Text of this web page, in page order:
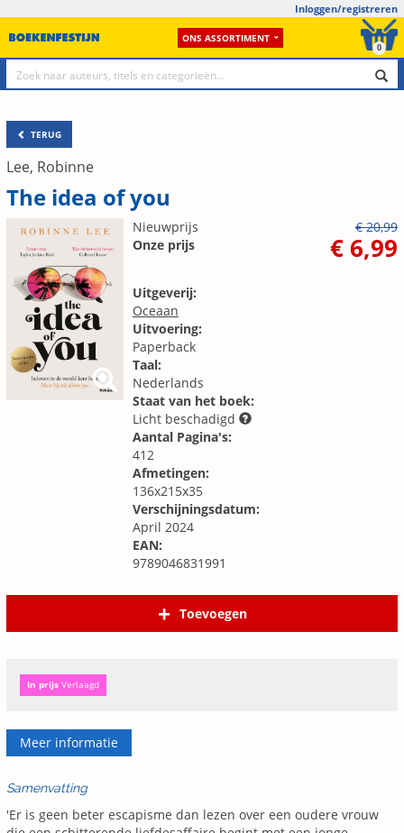
Inloggen/registreren
ONS ASSORTIMENT
0
TERUG
Lee, Robinne
The idea of you
Nieuwprijs
€ 20,99
Onze prijs
€ 6,99
Uitgeverij:
Oceaan
Uitvoering:
Paperback
Taal:
Nederlands
Staat van het boek:
Licht beschadigd
Aantal Pagina's:
412
Afmetingen:
136x215x35
Verschijningsdatum:
April 2024
EAN:
9789046831991
Toevoegen
In prijs Verlaagd
Meer informatie
Samenvatting
'Er is geen beter escapisme dan lezen over een oudere vrouw